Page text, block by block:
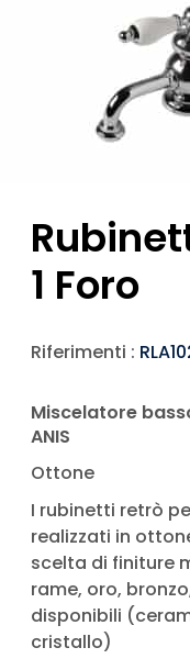
1 Foro
Riferimenti :
Miscelatore
ANIS
Ottone
I rubinetti retrò
realizzati in
scelta di finiture
rame, oro,
disponibili
cristallo)